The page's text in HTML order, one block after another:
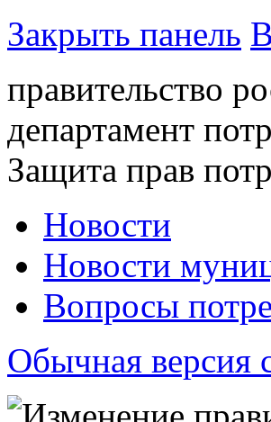
Закрыть панель
правительство
департамент
Защита прав
Новости
Новости
Вопросы
Обычная версия